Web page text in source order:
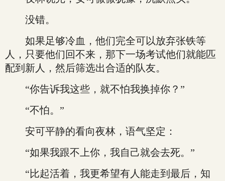
没错。
如果足够冷血，他们完全可以放弃张铁等
人，只要他们回不来，那下一场考试他们就能匹
配到新人，然后筛选出合适的队友。
“你告诉我这些，就不怕我换掉你？”
“不怕。”
安可平静的看向夜林，语气坚定：
“如果我跟不上你，我自己就会去死。”
“比起活着，我更希望有人能走到最后，知